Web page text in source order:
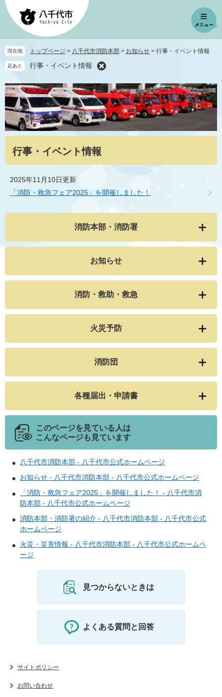
ペ
先
頭
。
メ
を
飛
て
本
文
へ
現在地 トップページ > 八千代市消防本部 > お知らせ > 行事・イベント情報
足あと 行事・イベント情報
行事・イベント情報
2025年11月10日更新
「消防・救急フェア2025」を開催しました！
消防本部・消防署
お知らせ
消防・救助・救急
火災予防
消防団
各種届出・申請書
このページを見ている人は
こんなページも見ています
八千代市消防本部 - 八千代市公式ホームページ
お知らせ - 八千代市消防本部 - 八千代市公式ホームページ
「消防・救急フェア2025」を開催しました！ - 八千代市消
防本部 - 八千代市公式ホームページ
消防本部・消防署の紹介 - 八千代市消防本部 - 八千代市公式
ホームページ
火災・災害情報 - 八千代市消防本部 - 八千代市公式ホームペ
ージ
見つからないときは
よくある質問と回答
サイトポリシー
お問い合わせ